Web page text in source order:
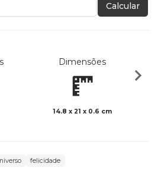
Calcular
Dimensões
14.8 x 21 x 0.6 cm
felicidade